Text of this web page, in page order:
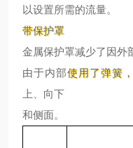
以设置所需的流量。
带保护罩
金属保护罩减少了因外
由于内部使用了弹簧 ，
上、向下
和侧面。